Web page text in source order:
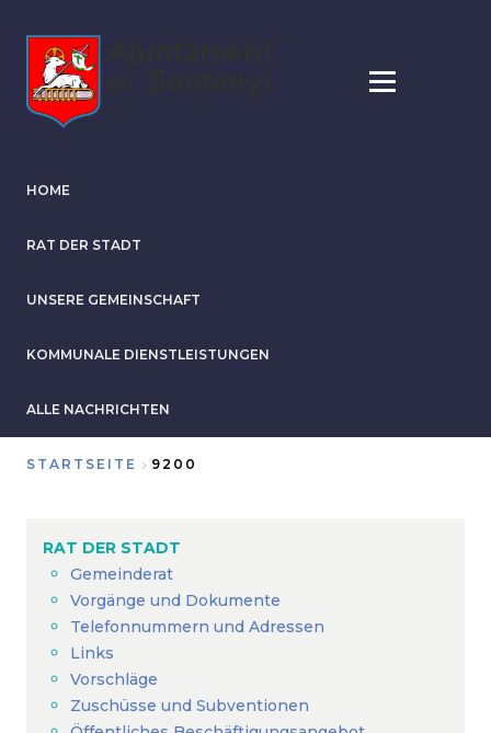
zum
Inhalt
HOME
RAT DER STADT
UNSERE GEMEINSCHAFT
KOMMUNALE DIENSTLEISTUNGEN
ALLE NACHRICHTEN
STARTSEITE 9200
RAT DER STADT
Gemeinderat
Vorgänge und Dokumente
Telefonnummern und Adressen
Links
Vorschläge
Zuschüsse und Subventionen